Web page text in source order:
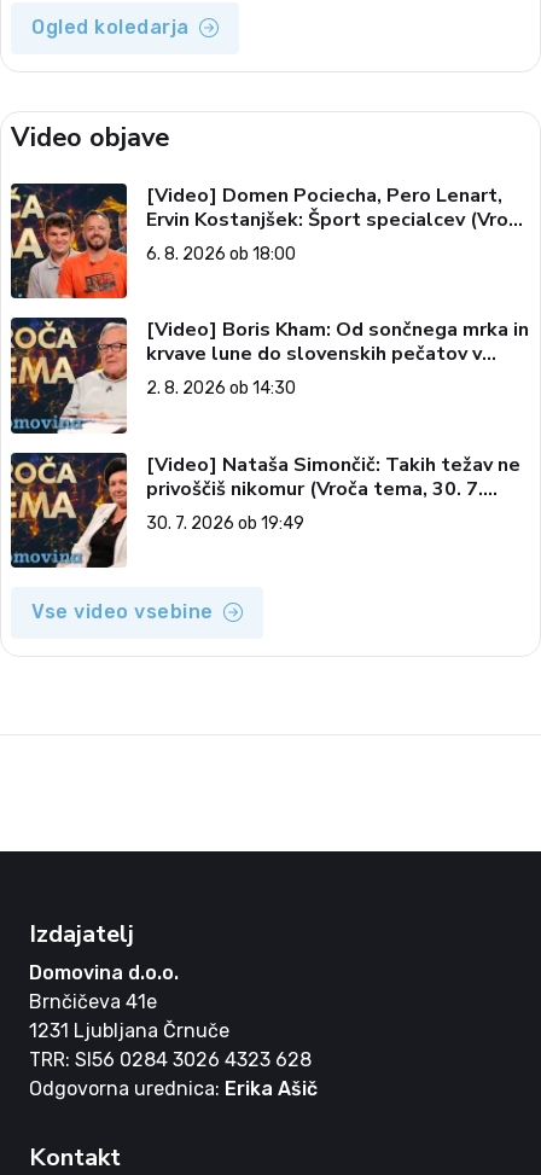
Ogled koledarja
Video objave
[Video] Domen Pociecha, Pero Lenart,
Ervin Kostanjšek: Šport specialcev (Vroča
tema, 6. 8. 2026)
6. 8. 2026 ob 18:00
[Video] Boris Kham: Od sončnega mrka in
krvave lune do slovenskih pečatov v
vesolju (Vroča tema, 2. 8. 2026)
2. 8. 2026 ob 14:30
[Video] Nataša Simončič: Takih težav ne
privoščiš nikomur (Vroča tema, 30. 7.
2026)
30. 7. 2026 ob 19:49
Vse video vsebine
Izdajatelj
Domovina d.o.o.
Brnčičeva 41e
1231 Ljubljana Črnuče
TRR: SI56 0284 3026 4323 628
Odgovorna urednica: Erika Ašič
Kontakt